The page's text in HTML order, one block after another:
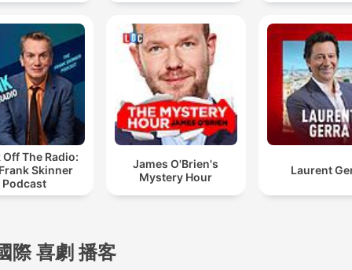
The Radio:
Skinner
Podcast
James O'Brien's
Mystery Hour
Laurent
際 喜劇 播客